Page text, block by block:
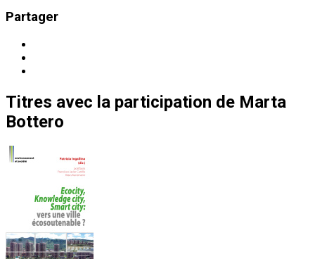
Partager
Titres avec la participation de Marta
Bottero